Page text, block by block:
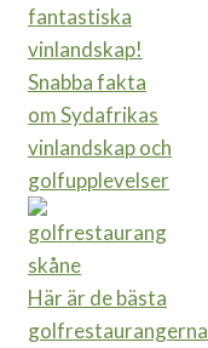
Snabba fakta
om Sydafrikas
vinlandskap och
golfupplevelser
Här är de bästa
golfrestaurangerna